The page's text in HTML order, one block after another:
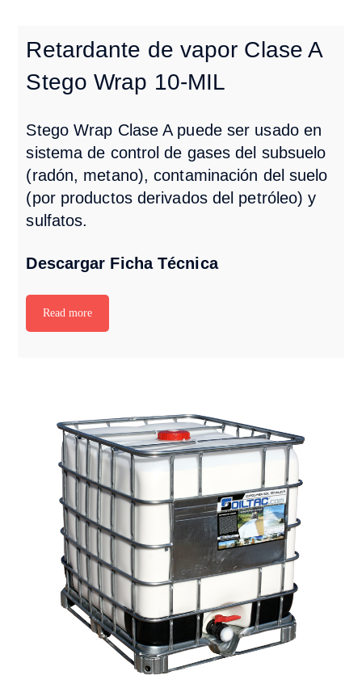
Retardante de vapor Clase A
Stego Wrap 10-MIL
Stego Wrap Clase A puede ser usado en
sistema de control de gases del subsuelo
(radón, metano), contaminación del suelo
(por productos derivados del petróleo) y
sulfatos.
Descargar Ficha Técnica
Read more